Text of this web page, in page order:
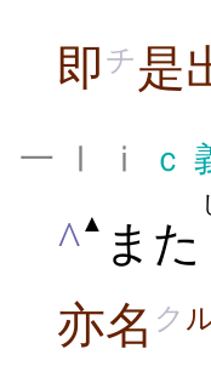
即 チ是
一 Ⅰ ⅰ ｃ
^▲ また
亦名 ク